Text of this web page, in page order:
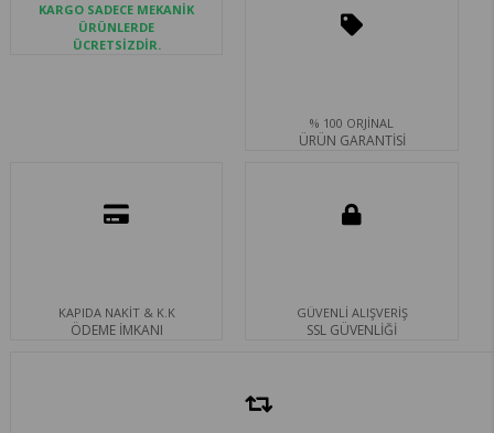
KARGO SADECE MEKANİK
ÜRÜNLERDE
ÜCRETSİZDİR.
% 100 ORJİNAL
ÜRÜN GARANTİSİ
KAPIDA NAKİT & K.K
ÖDEME İMKANI
GÜVENLİ ALIŞVERİŞ
SSL GÜVENLİĞİ